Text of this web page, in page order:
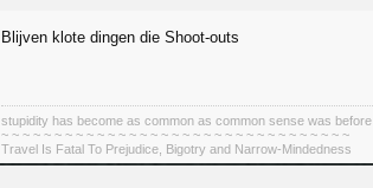
Blijven klote dingen die Shoot-outs
stupidity has become as common as common sense was before
~ ~ ~ ~ ~ ~ ~ ~ ~ ~ ~ ~ ~ ~ ~ ~ ~ ~ ~ ~ ~ ~ ~ ~ ~ ~ ~ ~ ~ ~ ~ ~ ~
Travel Is Fatal To Prejudice, Bigotry and Narrow-Mindedness